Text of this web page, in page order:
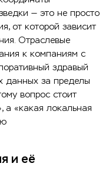
— это не просто
от которой зависит
Отраслевые
к компаниям с
здравый
данных за пределы
вопрос стоит
а «какая локальная
и её